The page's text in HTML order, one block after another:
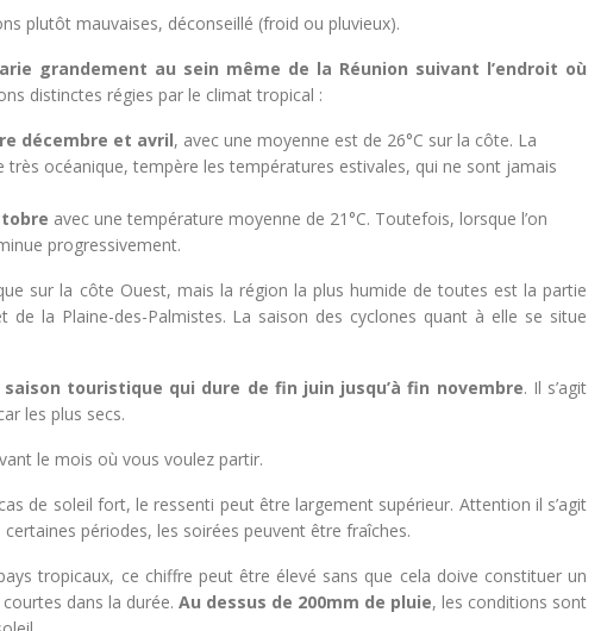
plutôt mauvaises, déconseillé (froid ou pluvieux).
grandement au sein même de la Réunion suivant l’endroit où
distinctes régies par le climat tropical :
décembre et avril, avec une moyenne est de 26°C sur la côte. La
très océanique, tempère les températures estivales, qui ne sont jamais
avec une température moyenne de 21°C. Toutefois, lorsque l’on
progressivement.
sur la côte Ouest, mais la région la plus humide de toutes est la partie
la Plaine-des-Palmistes. La saison des cyclones quant à elle se situe
touristique qui dure de fin juin jusqu’à fin novembre. Il s’agit
les plus secs.
le mois où vous voulez partir.
de soleil fort, le ressenti peut être largement supérieur. Attention il s’agit
périodes, les soirées peuvent être fraîches.
tropicaux, ce chiffre peut être élevé sans que cela doive constituer un
dans la durée. Au dessus de 200mm de pluie, les conditions sont